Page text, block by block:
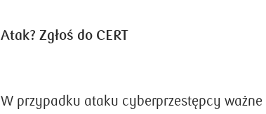
Atak? Zgłoś do CERT
W przypadku ataku cyberprzestępcy ważne